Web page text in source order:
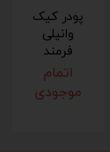
پودر کیک
وانیلی
فرمند
اتمام
موجودی